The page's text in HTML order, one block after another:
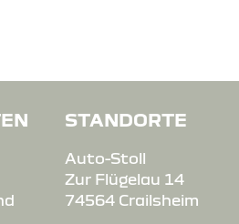
STANDORTE
Auto-Stoll
Zur Flügelau 14
74564 Crailsheim